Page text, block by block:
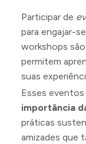
Participar de
para engajar-
workshops
permitem
suas
Esses
importância
práticas
amizades que